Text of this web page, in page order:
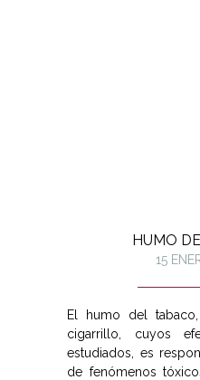
HUMO
15
El humo del
cigarrillo, cuyos
estudiados, es
de fenómenos